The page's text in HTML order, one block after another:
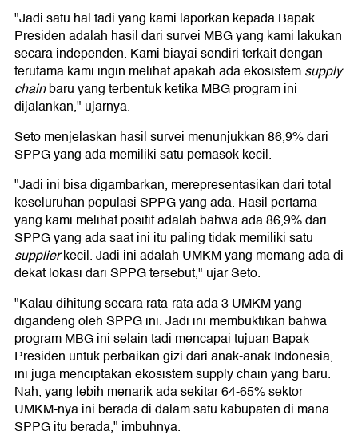
"Jadi satu hal tadi yang kami laporkan kepada Bapak
Presiden adalah hasil dari survei MBG yang kami lakukan
secara independen. Kami biayai sendiri terkait dengan
terutama kami ingin melihat apakah ada ekosistemsupply
chainbaru yang terbentuk ketika MBG program ini
dijalankan," ujarnya.
Seto menjelaskan hasil survei menunjukkan 86,9% dari
SPPG yang ada memiliki satu pemasok kecil.
"Jadi ini bisa digambarkan, merepresentasikan dari total
keseluruhan populasi SPPG yang ada. Hasil pertama
yang kami melihat positif adalah bahwa ada 86,9% dari
SPPG yang ada saat ini itu paling tidak memiliki satu
supplierkecil. Jadi ini adalah UMKM yang memang ada di
dekat lokasi dari SPPG tersebut," ujar Seto.
"Kalau dihitung secara rata-rata ada 3 UMKM yang
digandeng oleh SPPG ini. Jadi ini membuktikan bahwa
program MBG ini selain tadi mencapai tujuan Bapak
Presiden untuk perbaikan gizi dari anak-anak Indonesia,
ini juga menciptakan ekosistem supply chain yang baru.
Nah, yang lebih menarik ada sekitar 64-65% sektor
UMKM-nya ini berada di dalam satu kabupaten di mana
SPPG itu berada," imbuhnya.